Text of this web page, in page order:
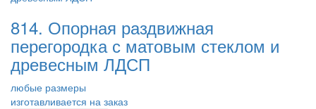
814. Опорная раздвижная
перегородка с матовым стеклом и
древесным ЛДСП
любые размеры
изготавливается на заказ